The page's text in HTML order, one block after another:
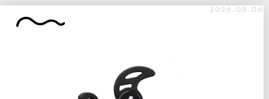
2026.08.06